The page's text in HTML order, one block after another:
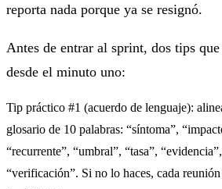
reporta nada porque ya se resignó.
Antes de entrar al sprint, dos tips
desde el minuto uno:
Tip práctico #1 (acuerdo de lenguaje):
glosario de 10 palabras: “síntoma”,
“recurrente”, “umbral”, “tasa”,
“verificación”. Si no lo haces, cada